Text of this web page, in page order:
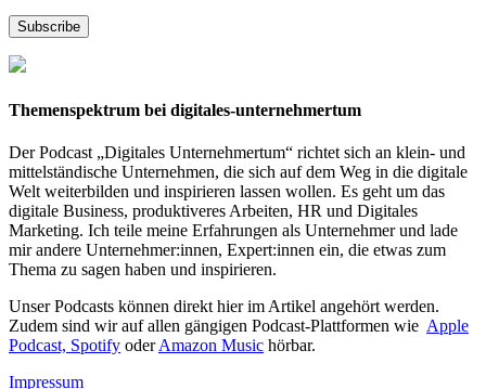
Themenspektrum bei digitales-unternehmertum
Der Podcast „Digitales Unternehmertum“ richtet sich an klein- und
mittelständische Unternehmen, die sich auf dem Weg in die digitale
Welt weiterbilden und inspirieren lassen wollen. Es geht um das
digitale Business, produktiveres Arbeiten, HR und Digitales
Marketing. Ich teile meine Erfahrungen als Unternehmer und lade
mir andere Unternehmer:innen, Expert:innen ein, die etwas zum
Thema zu sagen haben und inspirieren.
Unser Podcasts können direkt hier im Artikel angehört werden.
Zudem sind wir auf allen gängigen Podcast-Plattformen wie Apple
Podcast, Spotify oderAmazon Music hörbar.
Impressum